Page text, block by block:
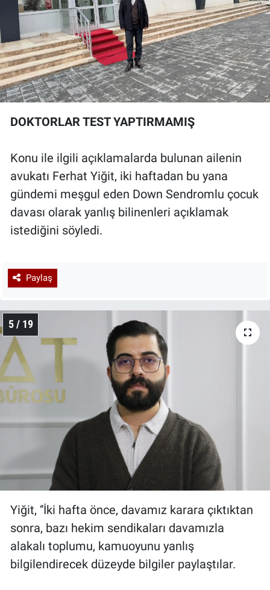
DOKTORLAR TEST YAPTIRMAMIŞ
Konu ile ilgili açıklamalarda bulunan ailenin
avukatı Ferhat Yiğit, iki haftadan bu yana
gündemi meşgul eden Down Sendromlu çocuk
davası olarak yanlış bilinenleri açıklamak
istediğini söyledi.
Paylaş
5 / 19
Yiğit, ‘'İki hafta önce, davamız karara çıktıktan
sonra, bazı hekim sendikaları davamızla
alakalı toplumu, kamuoyunu yanlış
bilgilendirecek düzeyde bilgiler paylaştılar.